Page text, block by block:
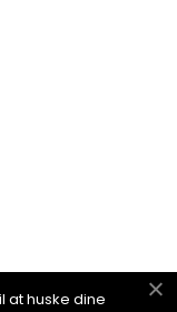
at huske dine